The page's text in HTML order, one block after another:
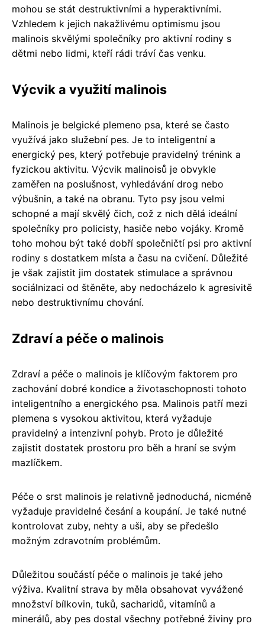
mohou se stát destruktivními a hyperaktivními.
Vzhledem k jejich nakažlivému optimismu jsou
malinois skvělými společníky pro aktivní rodiny s
dětmi nebo lidmi, kteří rádi tráví čas venku.
Výcvik a využití malinois
Malinois je belgické plemeno psa, které se často
využívá jako služební pes. Je to inteligentní a
energický pes, který potřebuje pravidelný trénink a
fyzickou aktivitu. Výcvik malinoisů je obvykle
zaměřen na poslušnost, vyhledávání drog nebo
výbušnin, a také na obranu. Tyto psy jsou velmi
schopné a mají skvělý čich, což z nich dělá ideální
společníky pro policisty, hasiče nebo vojáky. Kromě
toho mohou být také dobří společničtí psi pro aktivní
rodiny s dostatkem místa a času na cvičení. Důležité
je však zajistit jim dostatek stimulace a správnou
sociálnizaci od štěněte, aby nedocházelo k agresivitě
nebo destruktivnímu chování.
Zdraví a péče o malinois
Zdraví a péče o malinois je klíčovým faktorem pro
zachování dobré kondice a životaschopnosti tohoto
inteligentního a energického psa. Malinois patří mezi
plemena s vysokou aktivitou, která vyžaduje
pravidelný a intenzivní pohyb. Proto je důležité
zajistit dostatek prostoru pro běh a hraní se svým
mazlíčkem.
Péče o srst malinois je relativně jednoduchá, nicméně
vyžaduje pravidelné česání a koupání. Je také nutné
kontrolovat zuby, nehty a uši, aby se předešlo
možným zdravotním problémům.
Důležitou součástí péče o malinois je také jeho
výživa. Kvalitní strava by měla obsahovat vyvážené
množství bílkovin, tuků, sacharidů, vitamínů a
minerálů, aby pes dostal všechny potřebné živiny pro